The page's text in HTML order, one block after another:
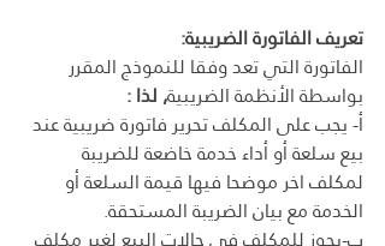
تعريف الفاتورة الضريبية:
الفاتورة التي تعد وفقا للنموذج المقرر
بواسطة الأنظمة الضريبية, لذا :
أ- يجب على المكلف تحرير فاتورة ضريبية عند
بيع سلعة أو أداء خدمة خاضعة للضريبة
لمكلف اخر موضحا فيها قيمة السلعة أو
الخدمة مع بيان الضريبة المستحقة.